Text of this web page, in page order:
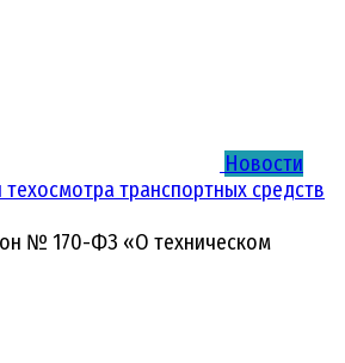
Новости
транспортных средств
№ 170-ФЗ «О техническом